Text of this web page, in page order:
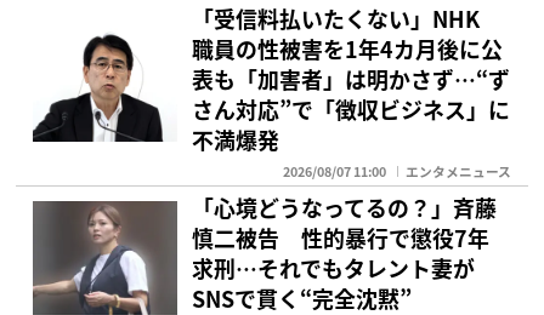
「受信料払いたくない」NHK
職員の性被害を1年4カ月後に公
表も「加害者」は明かさず…“ず
さん対応”で「徴収ビジネス」に
不満爆発
2026/08/07 11:00 エンタメニュース
「心境どうなってるの？」斉藤
慎二被告 性的暴行で懲役7年
求刑…それでもタレント妻が
SNSで貫く“完全沈黙”